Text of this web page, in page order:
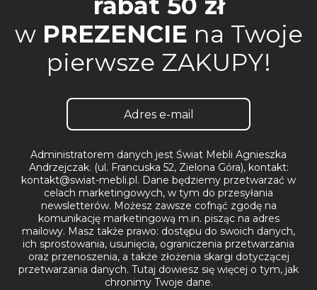
rabat 50 zł
w PREZENCIE na Twoje
pierwsze ZAKUPY!
Administratorem danych jest Świat Mebli Agnieszka
Andrzejczak. (ul. Francuska 52, Zielona Góra), kontakt:
kontakt@swiat-mebli.pl. Dane będziemy przetwarzać w
celach marketingowych, w tym do przesyłania
newsletterów. Możesz zawsze cofnąć zgodę na
komunikację marketingową m.in. pisząc na adres
mailowy. Masz także prawo: dostępu do swoich danych,
ich sprostowania, usunięcia, ograniczenia przetwarzania
oraz przenoszenia, a także złożenia skargi dotyczącej
przetwarzania danych. Tutaj dowiesz się więcej o tym, jak
chronimy Twoje dane.